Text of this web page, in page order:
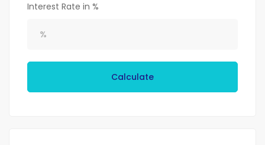
Interest Rate in %
Calculate